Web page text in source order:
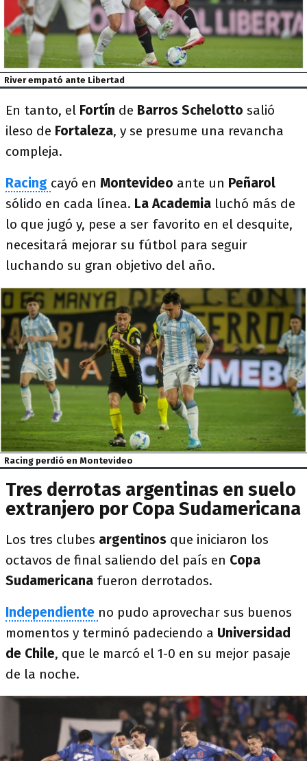
River empató ante Libertad
En tanto, el Fortín de Barros Schelotto salió
ileso de Fortaleza, y se presume una revancha
compleja.
Racing cayó en Montevideo ante un Peñarol
sólido en cada línea. La Academia luchó más de
lo que jugó y, pese a ser favorito en el desquite,
necesitará mejorar su fútbol para seguir
luchando su gran objetivo del año.
Racing perdió en Montevideo
Tres derrotas argentinas en suelo
extranjero por Copa Sudamericana
Los tres clubes argentinos que iniciaron los
octavos de final saliendo del país en Copa
Sudamericana fueron derrotados.
Independiente no pudo aprovechar sus buenos
momentos y terminó padeciendo a Universidad
de Chile, que le marcó el 1-0 en su mejor pasaje
de la noche.